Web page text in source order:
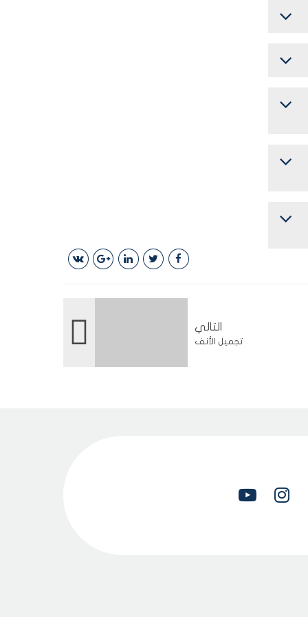
التالي
تجميل الأنف